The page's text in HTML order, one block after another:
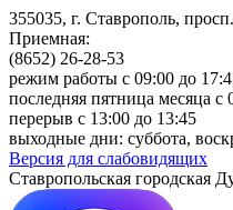
355035, г. Ставрополь,
Приемная:
(8652) 26-28-53
режим работы с 09:00 до
последняя пятница месяца с
перерыв с 13:00 до 13:45
выходные дни: суббота,
Версия для слабовидящих
Ставропольская городская